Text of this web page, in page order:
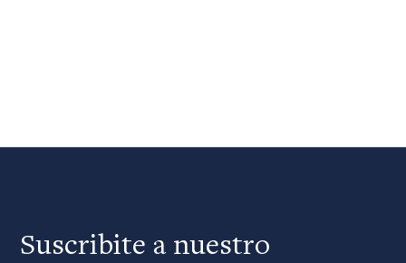
Suscribite a nuestro